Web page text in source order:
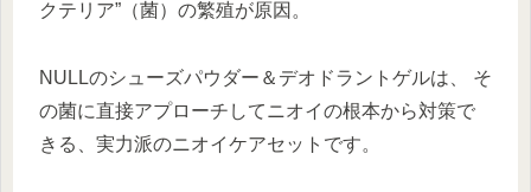
クテリア”（菌）の繁殖が原因。
NULLのシューズパウダー＆デオドラントゲルは、 そ
の菌に直接アプローチしてニオイの根本から対策で
きる、実力派のニオイケアセットです。